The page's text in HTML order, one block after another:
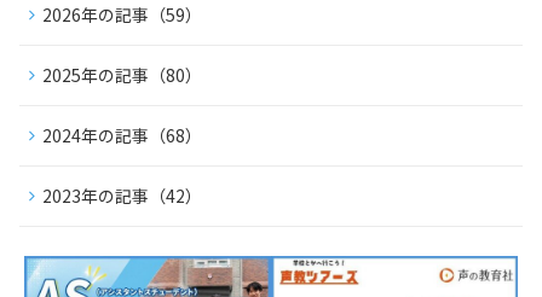
2026年の記事（59）
2025年の記事（80）
2024年の記事（68）
2023年の記事（42）